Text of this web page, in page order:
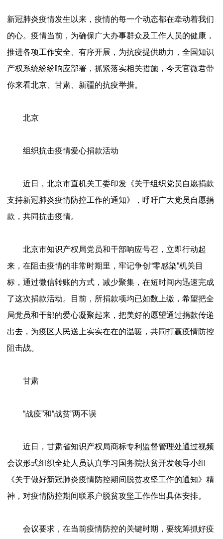
新冠肺炎疫情发生以来，疫情的每一个动态都在牵动着我们
的心。疫情当前，为确保广大办事群众及工作人员的健康，
推进各项工作安全、有序开展，为抗疫提供助力，全国知识
产权系统纷纷响应部署，抓紧落实相关措施，今天官微君带
你来看北京、甘肃、新疆的抗疫举措。
北京
组织抗击疫情爱心捐款活动
近日，北京市直机关工委印发《关于组织党员自愿捐款
支持新冠肺炎疫情防控工作的通知》，呼吁广大党员自愿捐
款，共同抗击疫情。
北京市知识产权局党员和干部响应号召，立即行动起
来，在阻击疫情的非常时期里，牢记争创“零感染”机关目
标，通过微信转账的方式，减少聚集，在短时间内迅速完成
了这次捐款活动。目前，所捐款项均已如数上缴，希望把全
局党员和干部的爱心凝聚起来，把美好的愿望通过捐款传递
出去，为疫区人民送上实实在在的温暖，共同打赢疫情防控
阻击战。
甘肃
“战疫”和“战贫”两不误
近日，甘肃省知识产权局商标专利监督管理处通过视频
会议形式组织全处人员认真学习国务院扶贫开发领导小组
《关于做好新冠肺炎疫情防控期间脱贫攻坚工作的通知》精
神，对疫情防控期间联系户脱贫攻坚工作作出具体安排。
会议要求，在当前疫情防控的关键时期，要统筹抓好疫